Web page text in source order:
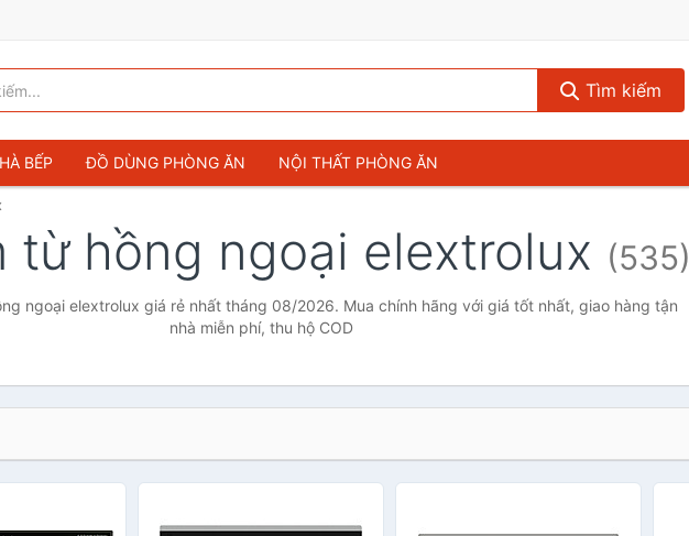
Tìm kiếm
BẾP ĐỒ DÙNG PHÒNG ĂN NỘI THẤT PHÒNG ĂN
từ hồng ngoại elextrolux (535)
ngoại elextrolux giá rẻ nhất tháng 08/2026. Mua chính hãng với giá tốt nhất, giao hàng tận
nhà miễn phí, thu hộ COD